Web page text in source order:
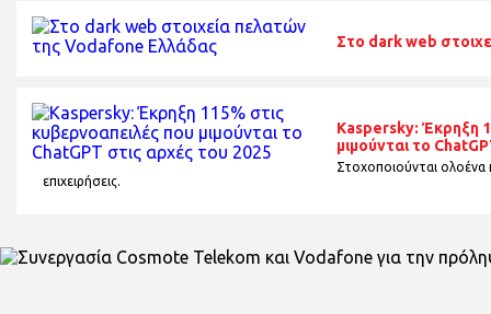
Στο dark web
Kaspersky: Έκρηξη
μιμούνται το
Στοχοποιούνται ολοένα
επιχειρήσεις.